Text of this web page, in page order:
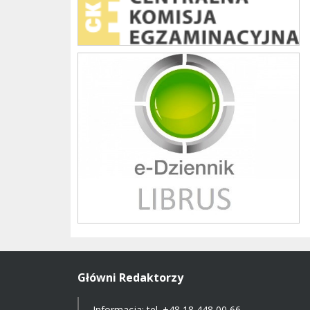
Librus szkoła
Główni Redaktorzy